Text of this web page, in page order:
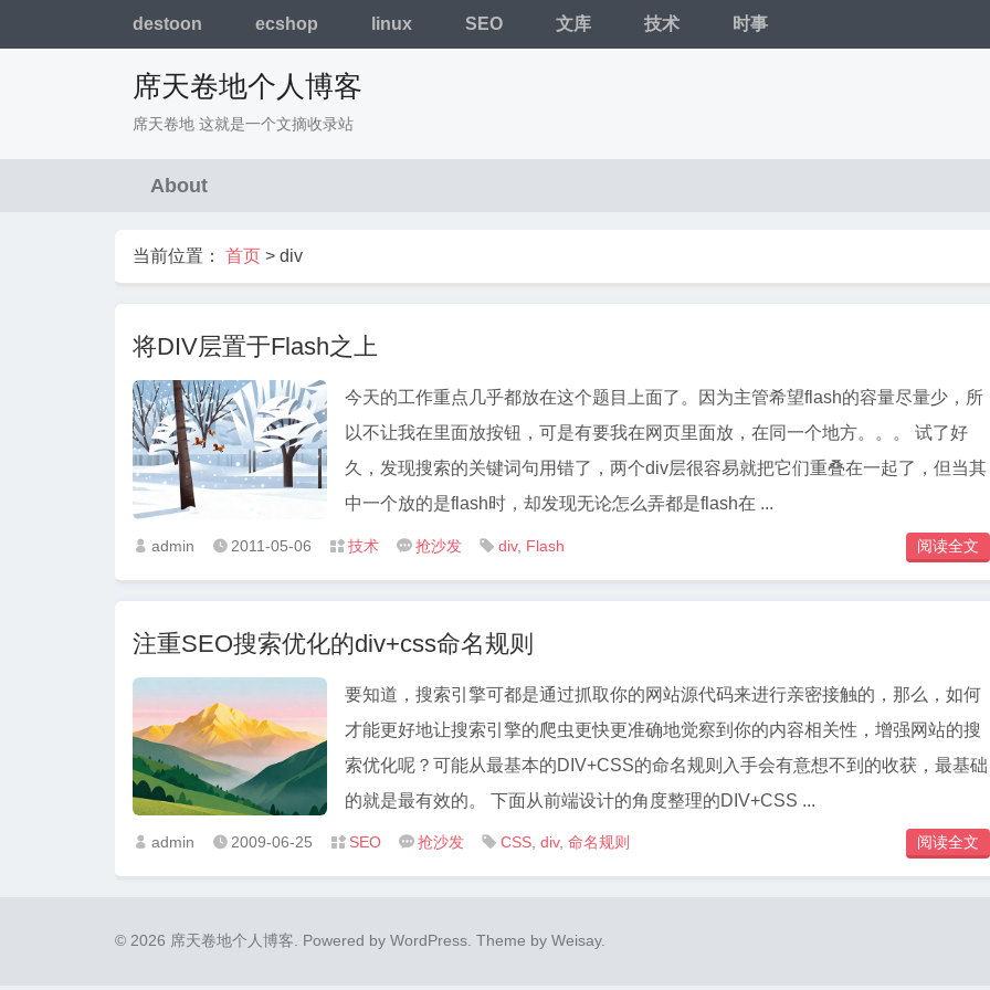
destoon ecshop linux SEO 文库 技术 时事
席天卷地个人博客
席天卷地 这就是一个文摘收录站
About
当前位置： 首页 > div
将DIV层置于Flash之上
今天的工作重点几乎都放在这个题目上面了。因为主管希望flash的容量尽量少，所
以不让我在里面放按钮，可是有要我在网页里面放，在同一个地方。。。 试了好
久，发现搜索的关键词句用错了，两个div层很容易就把它们重叠在一起了，但当其
中一个放的是flash时，却发现无论怎么弄都是flash在 ...
 admin  2011-05-06  技术  抢沙发  div, Flash 阅读全文
注重SEO搜索优化的div+css命名规则
要知道，搜索引擎可都是通过抓取你的网站源代码来进行亲密接触的，那么，如何
才能更好地让搜索引擎的爬虫更快更准确地觉察到你的内容相关性，增强网站的搜
索优化呢？可能从最基本的DIV+CSS的命名规则入手会有意想不到的收获，最基础
的就是最有效的。 下面从前端设计的角度整理的DIV+CSS ...
 admin  2009-06-25  SEO  抢沙发  CSS div, 命名规则 阅读全文
© 2026 席天卷地个人博客. Powered by WordPress. Theme by Weisay.